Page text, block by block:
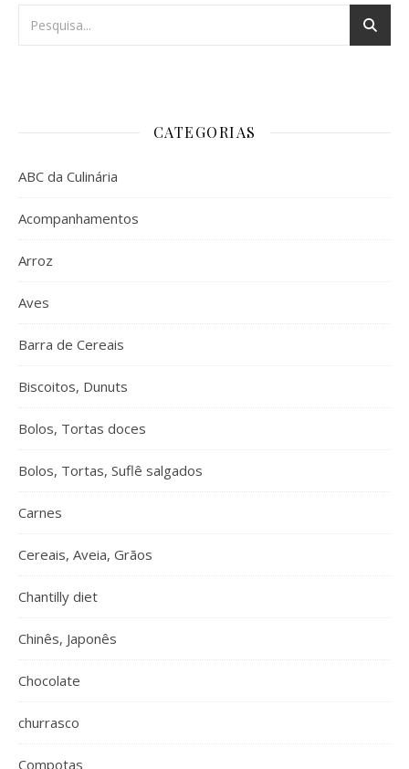
CATEGORIAS
ABC da Culinária
Acompanhamentos
Arroz
Aves
Barra de Cereais
Biscoitos, Dunuts
Bolos, Tortas doces
Bolos, Tortas, Suflê salgados
Carnes
Cereais, Aveia, Grãos
Chantilly diet
Chinês, Japonês
Chocolate
churrasco
Compotas